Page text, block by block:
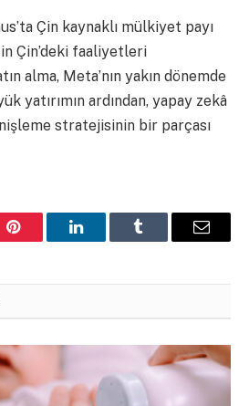
Çin kaynaklı mülkiyet payı
Çin’deki faaliyetleri
alma, Meta’nın yakın dönemde
yatırımın ardından, yapay zekâ
stratejisinin bir parçası
Pinterest LinkedInTumblr Email